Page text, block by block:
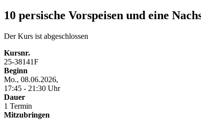
10 persische Vorspeisen und eine
Der Kurs ist abgeschlossen
Kursnr.
25-38141F
Beginn
Mo., 08.06.2026,
17:45 - 21:30 Uhr
Dauer
1 Termin
Mitzubringen